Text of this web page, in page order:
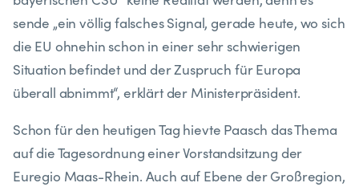
sende „ein völlig falsches Signal, gerade heute, wo sich
die EU ohnehin schon in einer sehr schwierigen
Situation befindet und der Zuspruch für Europa
überall abnimmt“, erklärt der Ministerpräsident.
Schon für den heutigen Tag hievte Paasch das Thema
auf die Tagesordnung einer Vorstandsitzung der
Euregio Maas-Rhein. Auch auf Ebene der Großregion,